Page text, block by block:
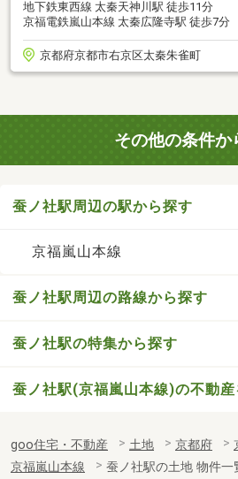
地下鉄東西線 太秦天神川駅 徒歩11分
京福電鉄嵐山本線 太秦広隆寺駅 徒歩7分
京都府京都市右京区太秦朱雀町
その他の条件か
蚕ノ社駅周辺の駅から探す
京福嵐山本線
蚕ノ社駅周辺の路線から探す
蚕ノ社駅の特集から探す
蚕ノ社駅(京福嵐山本線)の不動産
goo住宅・不動産 土地 京都府
京福嵐山本線
蚕ノ社駅の土地 物件一